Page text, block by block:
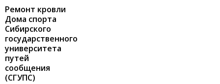
Ремонт кровли
Дома спорта
Сибирского
государственного
университета
путей
сообщения
(СГУПС)